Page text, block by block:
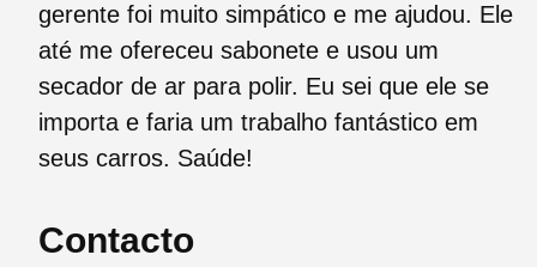
gerente foi muito simpático e me ajudou. Ele
até me ofereceu sabonete e usou um
secador de ar para polir. Eu sei que ele se
importa e faria um trabalho fantástico em
seus carros. Saúde!
Contacto